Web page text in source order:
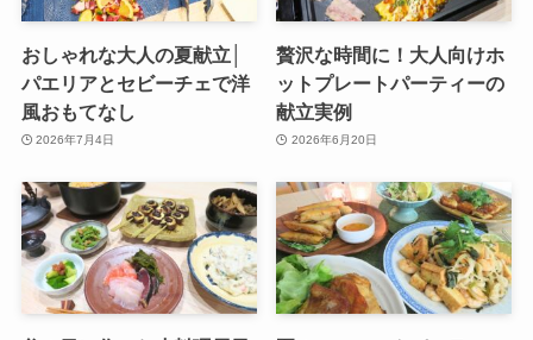
おしゃれな大人の夏献立│
パエリアとセビーチェで洋
風おもてなし
2026年7月4日
贅沢な時間に！大人向けホ
ットプレートパーティーの
献立実例
2026年6月20日